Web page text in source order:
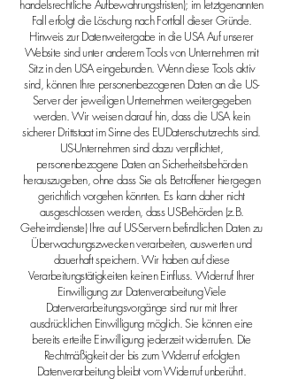
handelsrechtliche Aufbewahrungsfristen); im letztgenannten
Fall erfolgt die Löschung nach Fortfall dieser Gründe.
Hinweis zur Datenweitergabe in die USA Auf unserer
Website sind unter anderem Tools von Unternehmen mit
Sitz in den USA eingebunden. Wenn diese Tools aktiv
sind, können Ihre personenbezogenen Daten an die US-
Server der jeweiligen Unternehmen weitergegeben
werden. Wir weisen darauf hin, dass die USA kein
sicherer Drittstaat im Sinne des EUDatenschutzrechts sind.
US-Unternehmen sind dazu verpflichtet,
personenbezogene Daten an Sicherheitsbehörden
herauszugeben, ohne dass Sie als Betroffener hiergegen
gerichtlich vorgehen könnten. Es kann daher nicht
ausgeschlossen werden, dass US-Behörden (z.B.
Geheimdienste) Ihre auf US-Servern befindlichen Daten zu
Überwachungszwecken verarbeiten, auswerten und
dauerhaft speichern. Wir haben auf diese
Verarbeitungstätigkeiten keinen Einfluss. Widerruf Ihrer
Einwilligung zur Datenverarbeitung Viele
Datenverarbeitungsvorgänge sind nur mit Ihrer
ausdrücklichen Einwilligung möglich. Sie können eine
bereits erteilte Einwilligung jederzeit widerrufen. Die
Rechtmäßigkeit der bis zum Widerruf erfolgten
Datenverarbeitung bleibt vom Widerruf unberührt.